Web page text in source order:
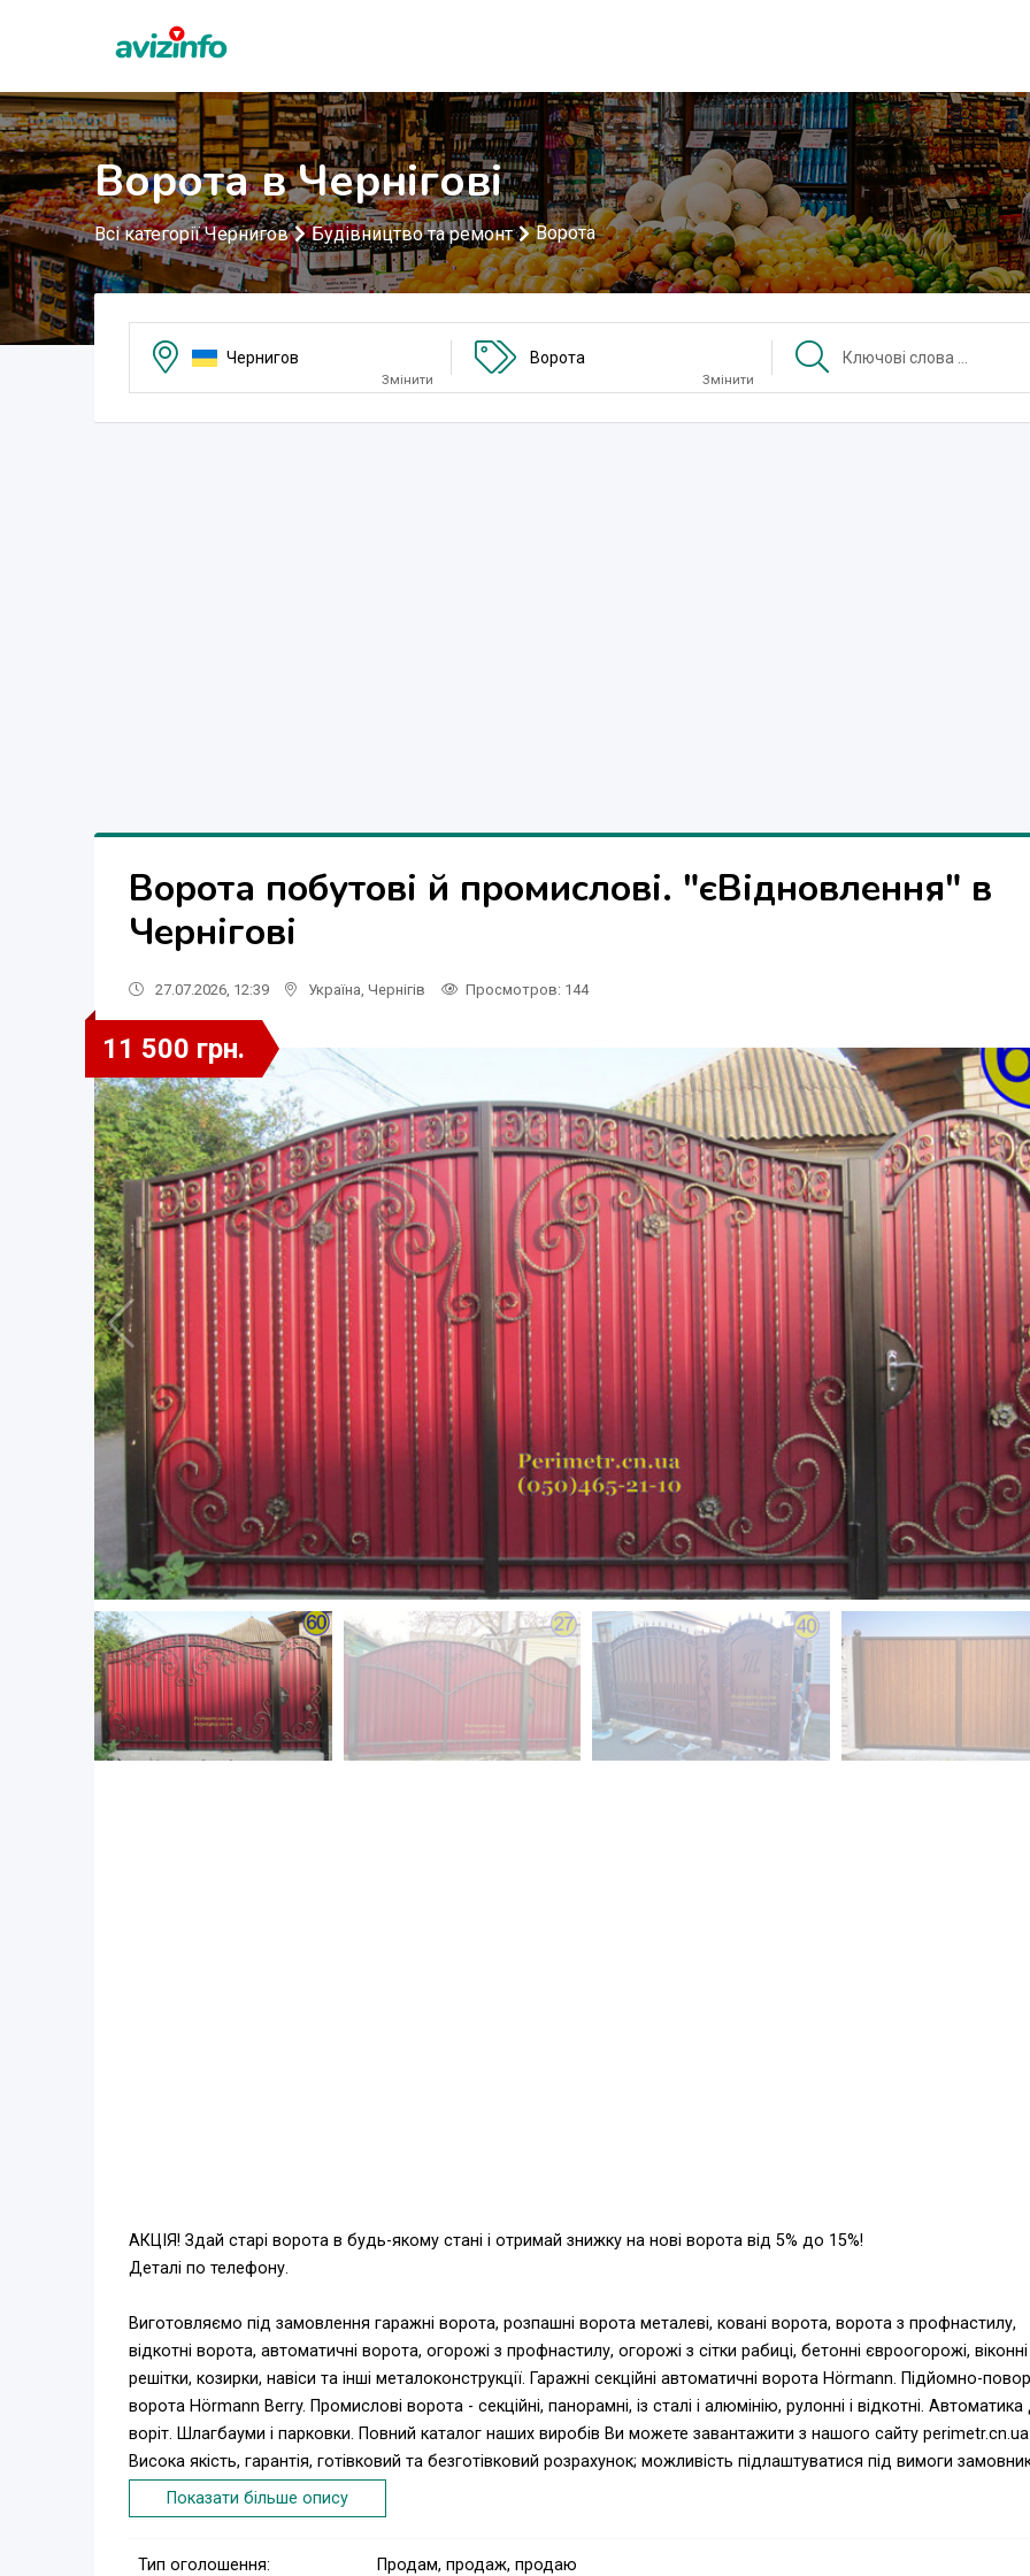
Ворота в Чернігові
Всі категорії Чернигов Будівництво та ремонт Ворота
Чернигов
Змінити
Ворота
Змінити
Ворота побутові й промислові. "єВідновлення" в
Чернігові
27.07.2026, 12:39 Україна Чернігів Просмотров: 144
11 500 грн.
АКЦІЯ! Здай старі ворота в будь-якому стані і отримай знижку на нові ворота від 5% до 15%!
Деталі по телефону.
Виготовляємо під замовлення гаражні ворота, розпашні ворота металеві, ковані ворота, ворота з профнастилу,
відкотні ворота, автоматичні ворота, огорожі з профнастилу, огорожі з сітки рабиці, бетонні євроогорожі, віконні
решітки, козирки, навіси та інші металоконструкції. Гаражні секційні автоматичні ворота Hörmann. Підйомно-
ворота Hörmann Berry. Промислові ворота - секційні, панорамні, із сталі і алюмінію, рулонні і відкотні. Автоматика
воріт. Шлагбауми і парковки. Повний каталог наших виробів Ви можете завантажити з нашого сайту perimetr.cn.ua.
Висока якість, гарантія, готівковий та безготівковий розрахунок; можливість підлаштуватися під вимоги
Гнучка система знижок. Запрошуємо до співпраці будівельників і підрядників. Також працюємо за програмою
"єВідновлення"!
Показати більше опису
Тип оголошення:
Продам, продаж, продаю